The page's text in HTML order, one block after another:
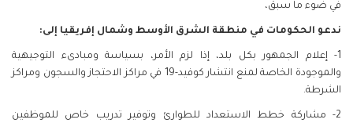
في ضوء ما سبق،
ندعو الحكومات في منطقة الشرق الأوسط وشمال إفريقيا إلى:
1- إعلام الجمهور بكل بلد، إذا لزم الأمر، بسياسة ومبادىء التوجيهية
والموجودة الخاصة لمنع انتشار كوفيد-19 في مراكز الاحتجاز والسجون ومراكز
الشرطة.
2- مشاركة خطط الاستعداد للطوارئ وتوفير تدريب خاص للموظفين